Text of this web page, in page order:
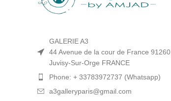
GALERIE A3
44 Avenue de la cour de France 91260
Juvisy-Sur-Orge FRANCE
Phone: + 33783972737 (Whatsapp)
a3galleryparis@gmail.com